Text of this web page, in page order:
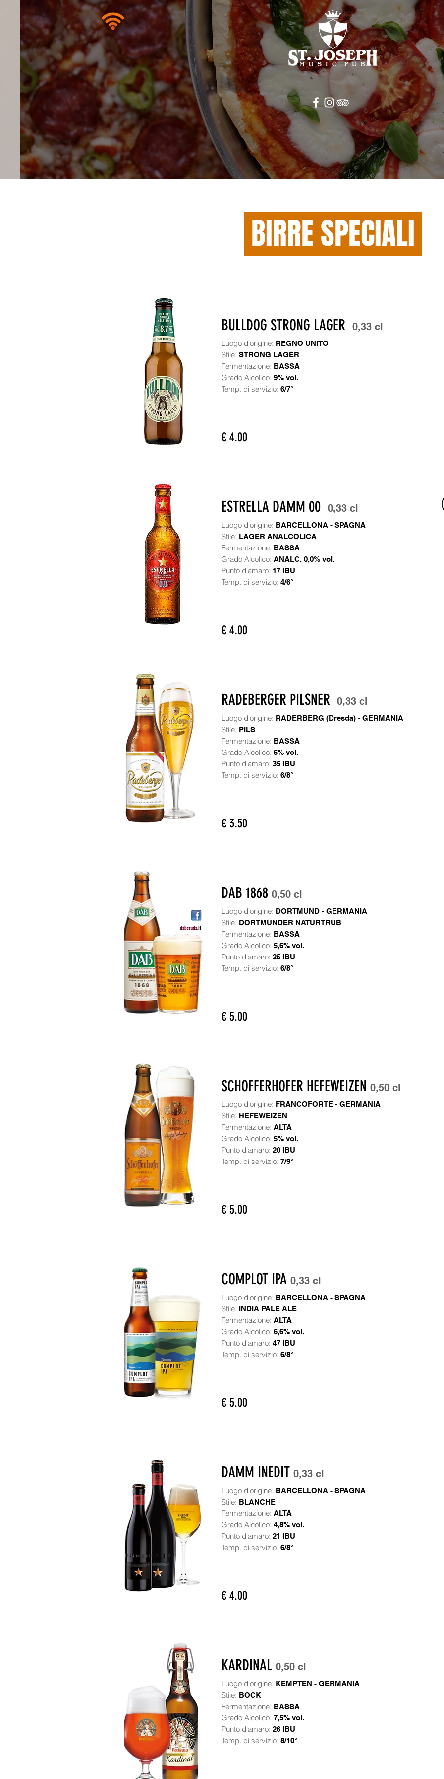
BIRRE SPECIALI
BULLDOG STRONG LAGER 0,33 cl
Luogo d'origine: REGNO UNITO
Stile: STRONG LAGER
Fermentazione: BASSA
Grado Alcolico: 9% vol.
Temp. di servizio: 6/7°
€ 4.00
ESTRELLA DAMM 00 0,33 cl
Luogo d'origine: BARCELLONA - SPAGNA
Stile: LAGER ANALCOLICA
Fermentazione: BASSA
Grado Alcolico: ANALC. 0,0% vol.
Punto d'amaro: 17 IBU
Temp. di servizio: 4/6°
€ 4.00
RADEBERGER PILSNER 0,33 cl
Luogo d'origine: RADERBERG (Dresda) - GERMANIA
Stile: PILS
Fermentazione: BASSA
Grado Alcolico: 5% vol.
Punto d'amaro: 35 IBU
Temp. di servizio: 6/8°
€ 3.50
DAB 1868 0,50 cl
Luogo d'origine: DORTMUND - GERMANIA
Stile: DORTMUNDER NATURTRUB
Fermentazione: BASSA
Grado Alcolico: 5,6% vol.
Punto d'amaro: 25 IBU
Temp. di servizio: 6/8°
€ 5.00
SCHOFFERHOFER HEFEWEIZEN 0,50 cl
Luogo d'origine: FRANCOFORTE - GERMANIA
Stile: HEFEWEIZEN
Fermentazione: ALTA
Grado Alcolico: 5% vol.
Punto d'amaro: 20 IBU
Temp. di servizio: 7/9°
€ 5.00
COMPLOT IPA 0,33 cl
Luogo d'origine: BARCELLONA - SPAGNA
Stile: INDIA PALE ALE
Fermentazione: ALTA
Grado Alcolico: 6,6% vol.
Punto d'amaro: 47 IBU
Temp. di servizio: 6/8°
€ 5.00
DAMM INEDIT 0,33 cl
Luogo d'origine: BARCELLONA - SPAGNA
Stile: BLANCHE
Fermentazione: ALTA
Grado Alcolico: 4,8% vol.
Punto d'amaro: 21 IBU
Temp. di servizio: 6/8°
€ 4.00
KARDINAL 0,50 cl
Luogo d'origine: KEMPTEN - GERMANIA
Stile: BOCK
Fermentazione: BASSA
Grado Alcolico: 7,5% vol.
Punto d'amaro: 26 IBU
Temp. di servizio: 8/10°